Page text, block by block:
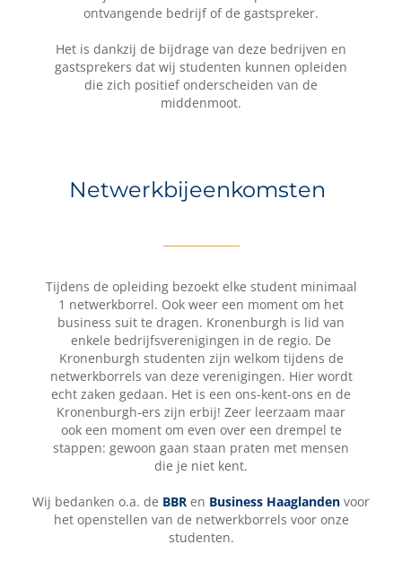
ontvangende bedrijf of de gastspreker.
Het is dankzij de bijdrage van deze bedrijven en
gastsprekers dat wij studenten kunnen opleiden
die zich positief onderscheiden van de
middenmoot.
Netwerkbijeenkomsten
Tijdens de opleiding bezoekt elke student minimaal
1 netwerkborrel. Ook weer een moment om het
business suit te dragen. Kronenburgh is lid van
enkele bedrijfsverenigingen in de regio. De
Kronenburgh studenten zijn welkom tijdens de
netwerkborrels van deze verenigingen. Hier wordt
echt zaken gedaan. Het is een ons-kent-ons en de
Kronenburgh-ers zijn erbij! Zeer leerzaam maar
ook een moment om even over een drempel te
stappen: gewoon gaan staan praten met mensen
die je niet kent.
Wij bedanken o.a. de BBR en Business Haaglanden voor
het openstellen van de netwerkborrels voor onze
studenten.